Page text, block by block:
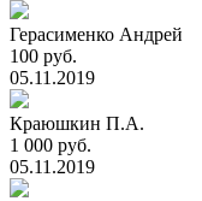
Герасименко Андрей
100 руб.
05.11.2019
Краюшкин П.А.
1 000 руб.
05.11.2019